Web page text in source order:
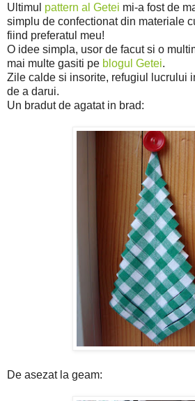
Ultimul pattern al Getei mi-a fost de
simplu de confectionat din materiale
fiind preferatul meu!
O idee simpla, usor de facut si o
mai multe gasiti pe blogul Getei.
Zile calde si insorite, refugiul lucrului
de a darui.
Un bradut de agatat in brad:
De asezat la geam: